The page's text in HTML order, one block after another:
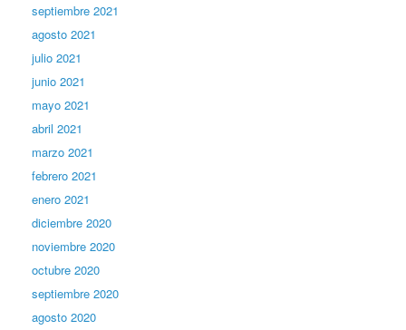
septiembre 2021
agosto 2021
julio 2021
junio 2021
mayo 2021
abril 2021
marzo 2021
febrero 2021
enero 2021
diciembre 2020
noviembre 2020
octubre 2020
septiembre 2020
agosto 2020